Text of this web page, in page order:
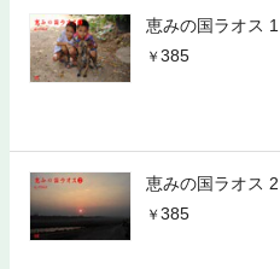
恵みの国ラオス 1
385
恵みの国ラオス 2
385